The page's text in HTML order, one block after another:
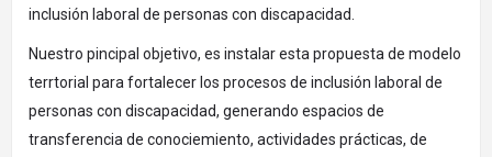
inclusión laboral de personas con discapacidad.
Nuestro pincipal objetivo, es instalar esta propuesta de modelo
terrtorial para fortalecer los procesos de inclusión laboral de
personas con discapacidad, generando espacios de
transferencia de conociemiento, actividades prácticas, de